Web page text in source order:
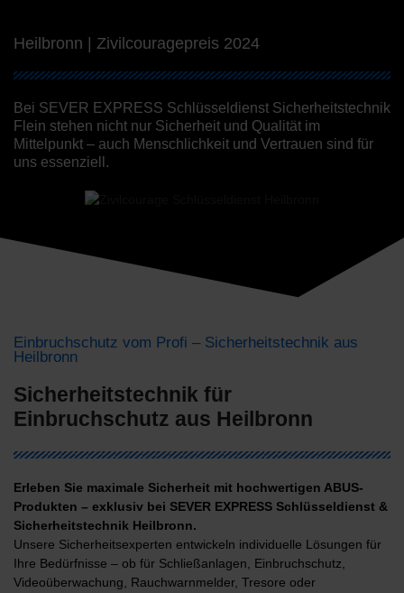
Heilbronn | Zivilcouragepreis 2024
Bei SEVER EXPRESS Schlüsseldienst Sicherheitstechnik
Flein stehen nicht nur Sicherheit und Qualität im
Mittelpunkt – auch Menschlichkeit und Vertrauen sind für
uns essenziell.
Einbruchschutz vom Profi – Sicherheitstechnik aus
Heilbronn
Sicherheitstechnik für
Einbruchschutz aus Heilbronn
Erleben Sie maximale Sicherheit mit hochwertigen ABUS-
Produkten – exklusiv bei SEVER EXPRESS Schlüsseldienst &
Sicherheitstechnik Heilbronn.
Unsere Sicherheitsexperten entwickeln individuelle Lösungen für
Ihre Bedürfnisse – ob für Schließanlagen, Einbruchschutz,
Videoüberwachung, Rauchwarnmelder, Tresore oder